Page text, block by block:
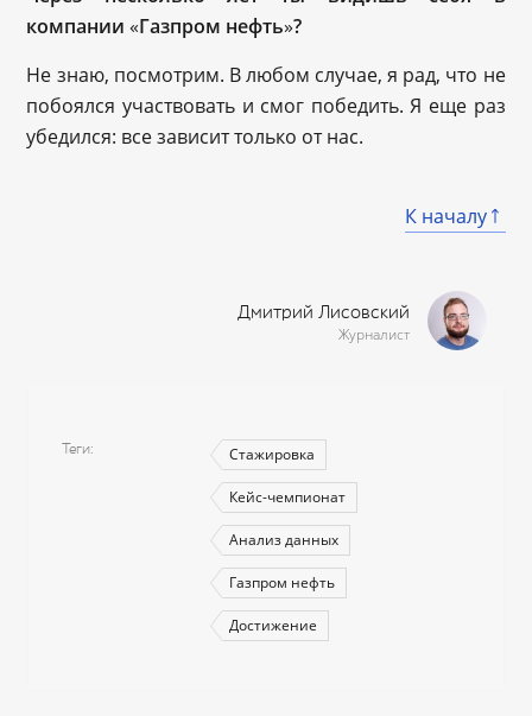
компании «Газпром нефть»?
Не знаю, посмотрим. В любом случае, я рад, что не
побоялся участвовать и смог победить. Я еще раз
убедился: все зависит только от нас.
К началу
Дмитрий Лисовский
Журналист
Теги Стажировка
Кейс-чемпионат
Анализ данных
Газпром нефть
Достижение